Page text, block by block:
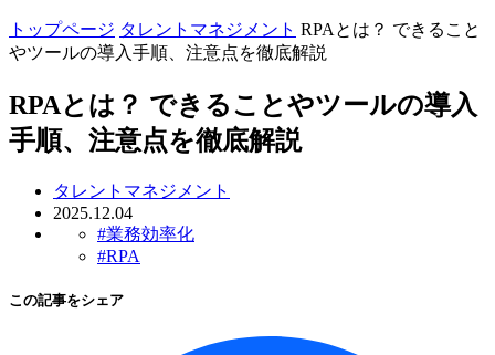
トップページ タレントマネジメント RPAとは？ できること
やツールの導入手順、注意点を徹底解説
RPAとは？ できることやツールの導入
手順、注意点を徹底解説
タレントマネジメント
2025.12.04
#業務効率化
#RPA
この記事をシェア